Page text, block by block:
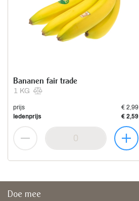
1 KG
Bananen fair trade
prijs
€ 2,99
ledenprijs
€ 2,59
Doe mee